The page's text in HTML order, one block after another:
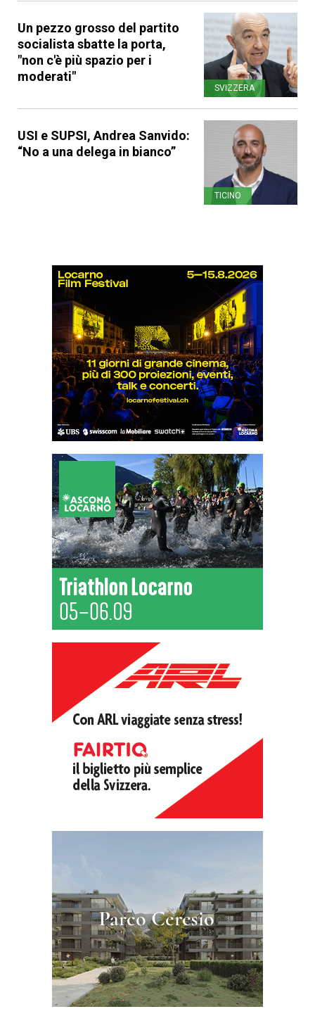
Un pezzo grosso del partito
socialista sbatte la porta,
"non c'è più spazio per i
moderati"
SVIZZERA
USI e SUPSI, Andrea Sanvido:
“No a una delega in bianco”
TICINO